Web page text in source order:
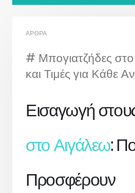
ΆΡΘΡΑ
# Μπογιατζήδες στο
και Τιμές για Κάθε
Εισαγωγή
στο Αιγάλεω:
Προσφέρουν